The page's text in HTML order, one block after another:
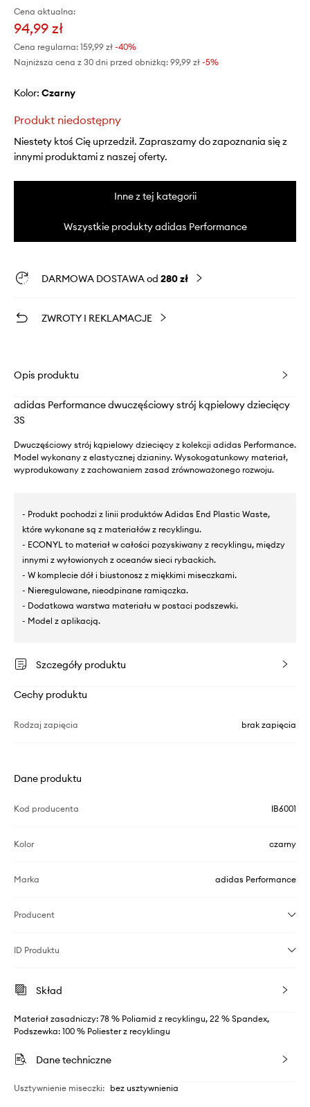
Cena aktualna:
94,99 zł
Cena regularna: 159,99 zł -40%
Najniższa cena z 30 dni przed obniżką: 99,99 zł -5%
Kolor: czarny
Produkt niedostępny
Niestety ktoś Cię uprzedził. Zapraszamy do zapoznania się z
innymi produktami z naszej oferty.
Inne z tej kategorii
Wszystkie produkty adidas Performance
DARMOWA DOSTAWA od 280 zł
ZWROTY I REKLAMACJE
Opis produktu
adidas Performance dwuczęściowy strój kąpielowy dziecięcy
3S
Dwuczęściowy strój kąpielowy dziecięcy z kolekcji adidas Performance.
Model wykonany z elastycznej dzianiny. Wysokogatunkowy materiał,
wyprodukowany z zachowaniem zasad zrównoważonego rozwoju.
- Produkt pochodzi z linii produktów Adidas End Plastic Waste,
które wykonane są z materiałów z recyklingu.
- ECONYL to materiał w całości pozyskiwany z recyklingu, między
innymi z wyłowionych z oceanów sieci rybackich.
- W komplecie dół i biustonosz z miękkimi miseczkami.
- Nieregulowane, nieodpinane ramiączka.
- Dodatkowa warstwa materiału w postaci podszewki.
- Model z aplikacją.
Szczegóły produktu
Cechy produktu
Rodzaj zapięcia brak zapięcia
Dane produktu
Kod producenta IB6001
Kolor czarny
Marka adidas Performance
Producent
ID Produktu
Skład
Materiał zasadniczy: 78 % Poliamid z recyklingu, 22 % Spandex,
Podszewka: 100 % Poliester z recyklingu
Dane techniczne
Usztywnienie miseczki: bez usztywnienia